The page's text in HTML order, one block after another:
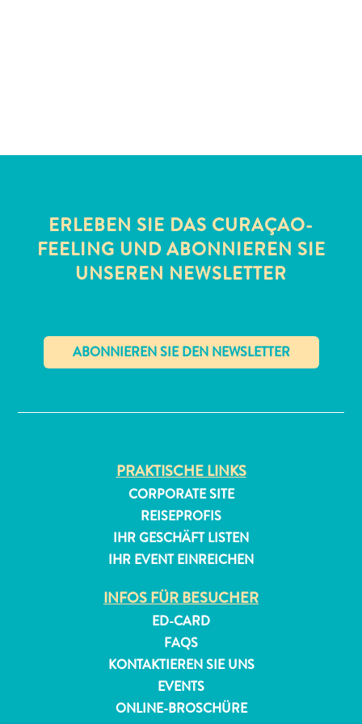
All-
Hotels
und
Ihren
ERLEBEN SIE DAS CURAÇAO-
FEELING UND ABONNIEREN SIE
UNSEREN NEWSLETTER
PRAKTISCHE LINKS
CORPORATE SITE
REISEPROFIS
IHR GESCHÄFT LISTEN
IHR EVENT EINREICHEN
INFOS FÜR BESUCHER
ED-CARD
FAQS
KONTAKTIEREN SIE UNS
EVENTS
ONLINE-BROSCHÜRE